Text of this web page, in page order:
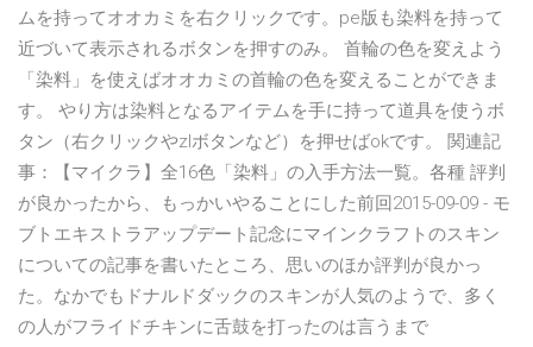
ムを持ってオオカミを右クリックです。pe版も染料を持って
近づいて表示されるボタンを押すのみ。 首輪の色を変えよう
「染料」を使えばオオカミの首輪の色を変えることができま
す。 やり方は染料となるアイテムを手に持って道具を使うボ
タン（右クリックやzlボタンなど）を押せばokです。 関連記
事：【マイクラ】全16色「染料」の入手方法一覧。各種 評判
が良かったから、もっかいやることにした前回2015-09-09 - モ
ブトエキストラアップデート記念にマインクラフトのスキン
についての記事を書いたところ、思いのほか評判が良かっ
た。なかでもドナルドダックのスキンが人気のようで、多く
の人がフライドチキンに舌鼓を打ったのは言うまで